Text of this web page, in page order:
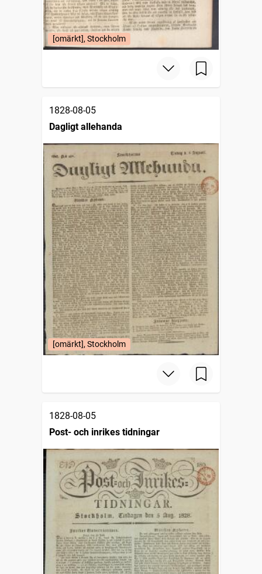
[omärkt], Stockholm
1828-08-05
Dagligt allehanda
[omärkt], Stockholm
1828-08-05
Post- och inrikes tidningar